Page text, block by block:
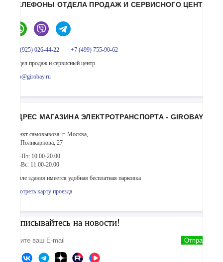
ТЕЛЕФОНЫ ОТДЕЛА ПРОДАЖ И СЕРВИСНОГО ЦЕНТРА
+7 (925) 026-44-22
+7 (499) 755-90-62
Отдел продаж и сервисный центр
info@girobay.ru
АДРЕС МАГАЗИНА ЭЛЕКТРОТРАНСПОРТА - GIROBAY
Пункт самовывоза: г. Москва,
ул. Поликарпова, 27
Пн-Пт: 10.00-20.00
Сб-Вс: 11.00-20.00
Возле здания имеется удобная бесплатная парковка
Смотреть карту проезда
Подписывайтесь на новости!
Отправить